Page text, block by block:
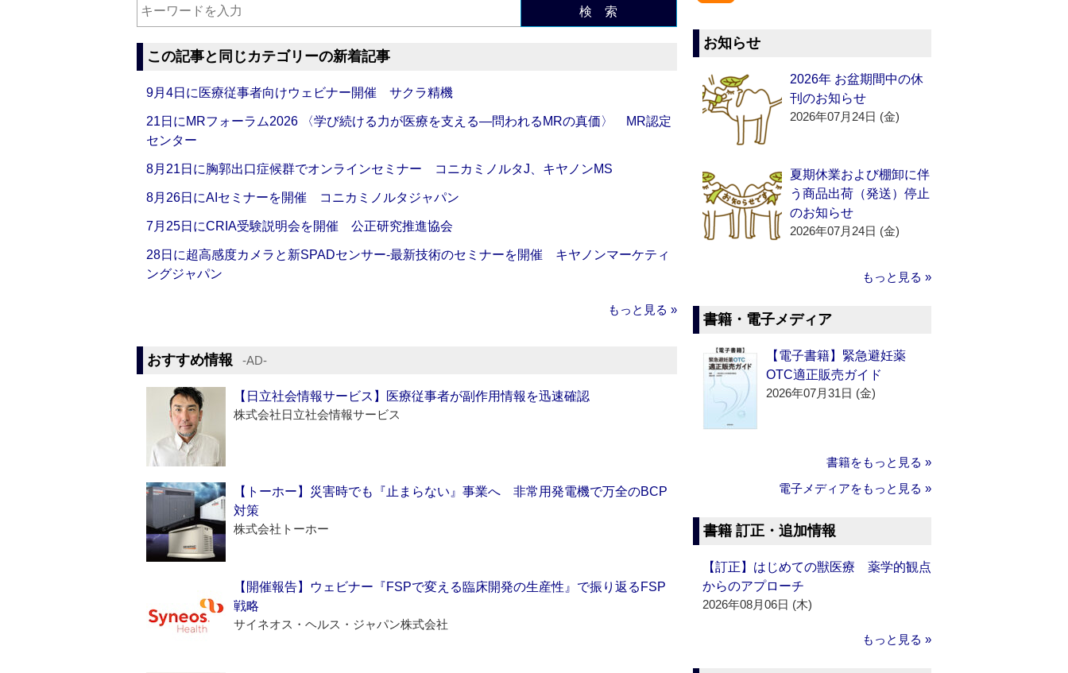
検 索
この記事と同じカテゴリーの新着記事
9月4日に医療従事者向けウェビナー開催 サクラ精機
21日にMRフォーラム2026 〈学び続ける力が医療を支える―問われるMRの真価〉 MR認定
センター
8月21日に胸郭出口症候群でオンラインセミナー コニカミノルタJ、キヤノンMS
8月26日にAIセミナーを開催 コニカミノルタジャパン
7月25日にCRIA受験説明会を開催 公正研究推進協会
28日に超高感度カメラと新SPADセンサー‐最新技術のセミナーを開催 キヤノンマーケティ
ングジャパン
もっと見る »
おすすめ情報 ‐AD‐
【日立社会情報サービス】医療従事者が副作用情報を迅速確認
株式会社日立社会情報サービス
【トーホー】災害時でも『止まらない』事業へ 非常用発電機で万全のBCP
対策
株式会社トーホー
【開催報告】ウェビナー『FSPで変える臨床開発の生産性』で振り返るFSP
戦略
サイネオス・ヘルス・ジャパン株式会社
お知らせ
2026年 お盆期間中の休
刊のお知らせ
2026年07月24日 (金)
夏期休業および棚卸に伴
う商品出荷（発送）停止
のお知らせ
2026年07月24日 (金)
もっと見る »
書籍・電子メディア
【電子書籍】緊急避妊薬
OTC適正販売ガイド
2026年07月31日 (金)
書籍をもっと見る »
電子メディアをもっと見る »
書籍 訂正・追加情報
【訂正】はじめての獣医療 薬学的観点
からのアプローチ
2026年08月06日 (木)
もっと見る »